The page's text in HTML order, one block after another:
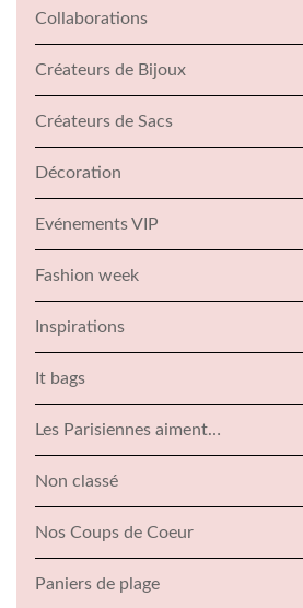
Collaborations
Créateurs de Bijoux
Créateurs de Sacs
Décoration
Evénements VIP
Fashion week
Inspirations
It bags
Les Parisiennes aiment…
Non classé
Nos Coups de Coeur
Paniers de plage